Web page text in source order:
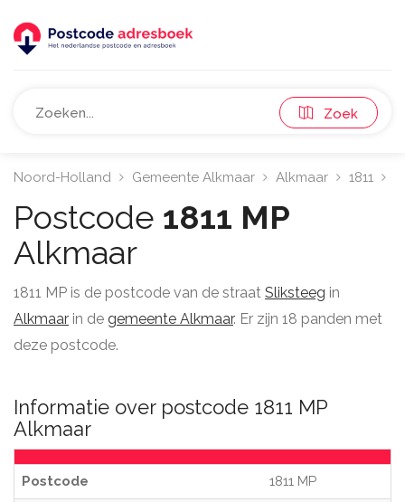
Zoek
Noord-Holland Gemeente Alkmaar Alkmaar 1811
Postcode 1811 MP
Alkmaar
1811 MP is de postcode van de straat Sliksteeg in
Alkmaar in de gemeente Alkmaar. Er zijn 18 panden met
deze postcode.
Informatie over postcode 1811 MP
Alkmaar
Postcode 1811 MP